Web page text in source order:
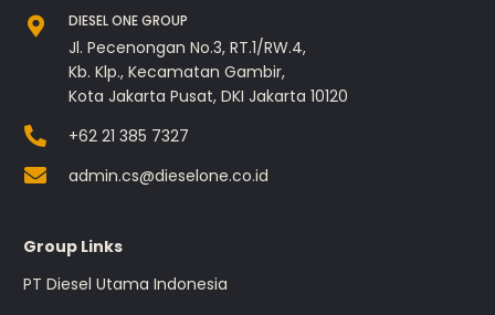
DIESEL ONE GROUP
Jl. Pecenongan No.3, RT.1/RW.4,
Kb. Klp., Kecamatan Gambir,
Kota Jakarta Pusat, DKI Jakarta 10120
+62 21 385 7327
admin.cs@dieselone.co.id
Group Links
PT Diesel Utama Indonesia